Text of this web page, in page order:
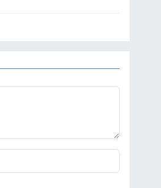
gerçekleri gözler önüne
biri olma
geçim kaynağını
ürünleri, Türkiye'nin birçok
karpuz, 2024 yılında
yıllarda, kentsel dönüşüm
için daha fazla iş
beraberinde